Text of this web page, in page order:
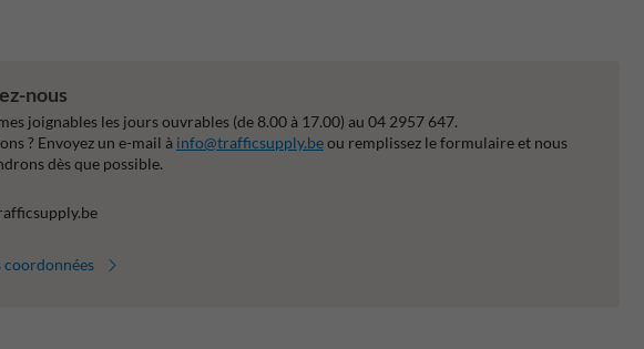
nous
joignables les jours ouvrables (de 8.00 à 17.00) au 04 2957 647.
? Envoyez un e-mail à info@trafficsupply.beou remplissez le formulaire et nous
dès que possible.
coordonnées